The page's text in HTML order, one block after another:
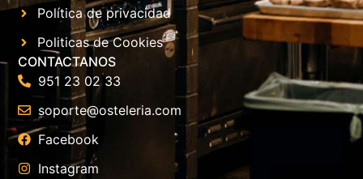
Política de privacidad
Politicas de Cookies
CONTACTANOS
951 23 02 33
soporte@osteleria.com
Facebook
Instagram